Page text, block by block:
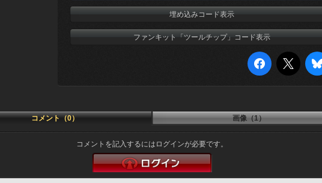
埋め込みコード表示
ファンキット「ツールチップ」コード表示
コメント（0） 画像（1）
コメントを記入するにはログインが必要です。